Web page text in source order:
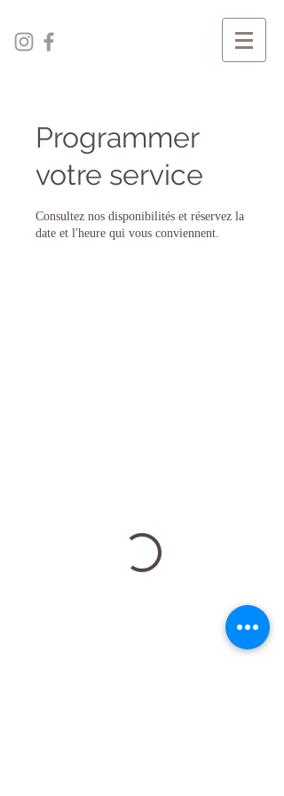
Programmer
votre service
Consultez nos disponibilités et réservez la
date et l'heure qui vous conviennent.